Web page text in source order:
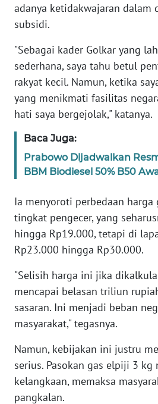
adanya ketidakwajaran dalam
subsidi.
"Sebagai kader Golkar yang
sederhana, saya tahu betul
rakyat kecil. Namun, ketika
yang menikmati fasilitas
hati saya bergejolak," katanya.
Baca Juga:
Prabowo Dijadwalkan
BBM Biodiesel 50% B50
Ia menyoroti perbedaan
tingkat pengecer, yang
hingga Rp19.000, tetapi di
Rp23.000 hingga Rp30.000.
"Selisih harga ini jika
mencapai belasan triliun
sasaran. Ini menjadi beban
masyarakat," tegasnya.
Namun, kebijakan ini justru
serius. Pasokan gas elpiji 3 kg
kelangkaan, memaksa
pangkalan.
WN
SUMUT
WN
JAKARTA
WN
JABAR
BANTEN
NTT
WN
KEPRI
WN
PAPUA
WN
BARAT
WN
RIAU